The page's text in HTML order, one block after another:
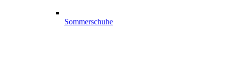
Sommerschuhe